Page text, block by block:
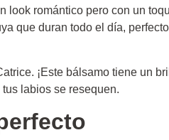
romántico pero con un
que duran todo el día,
¡Este bálsamo tiene un
labios se resequen.